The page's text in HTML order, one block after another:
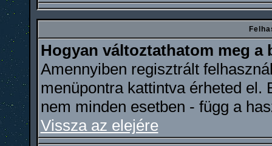
Hogyan változtathatom meg a
Amennyiben regisztrált
menüpontra kattintva érheted el.
nem minden esetben - függ a
Vissza az elejére